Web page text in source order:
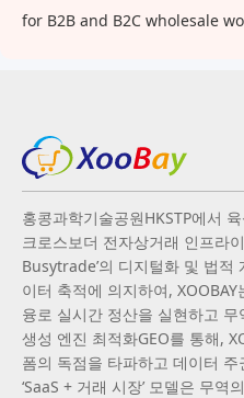
for B2B and B2C wholesale
홍콩과학기술공원HKSTP에서
크로스보더 전자상거래 인프라
Busytrade’의 디지털화 및 법적
이터 축적에 의지하여,
융로 실시간 정산을 실현하고
생성 엔진 최적화GEO를 통해,
폼의 독점을 타파하고 데이터
‘SaaS + 거래 시장’ 모델은 무